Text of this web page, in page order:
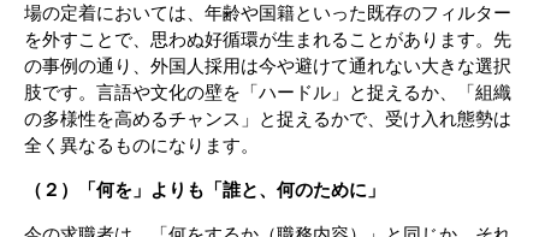
場の定着においては、年齢や国籍といった既存のフィルター
を外すことで、思わぬ好循環が生まれることがあります。先
の事例の通り、外国人採用は今や避けて通れない大きな選択
肢です。言語や文化の壁を「ハードル」と捉えるか、「組織
の多様性を高めるチャンス」と捉えるかで、受け入れ態勢は
全く異なるものになります。
（２）「何を」よりも「誰と、何のために」